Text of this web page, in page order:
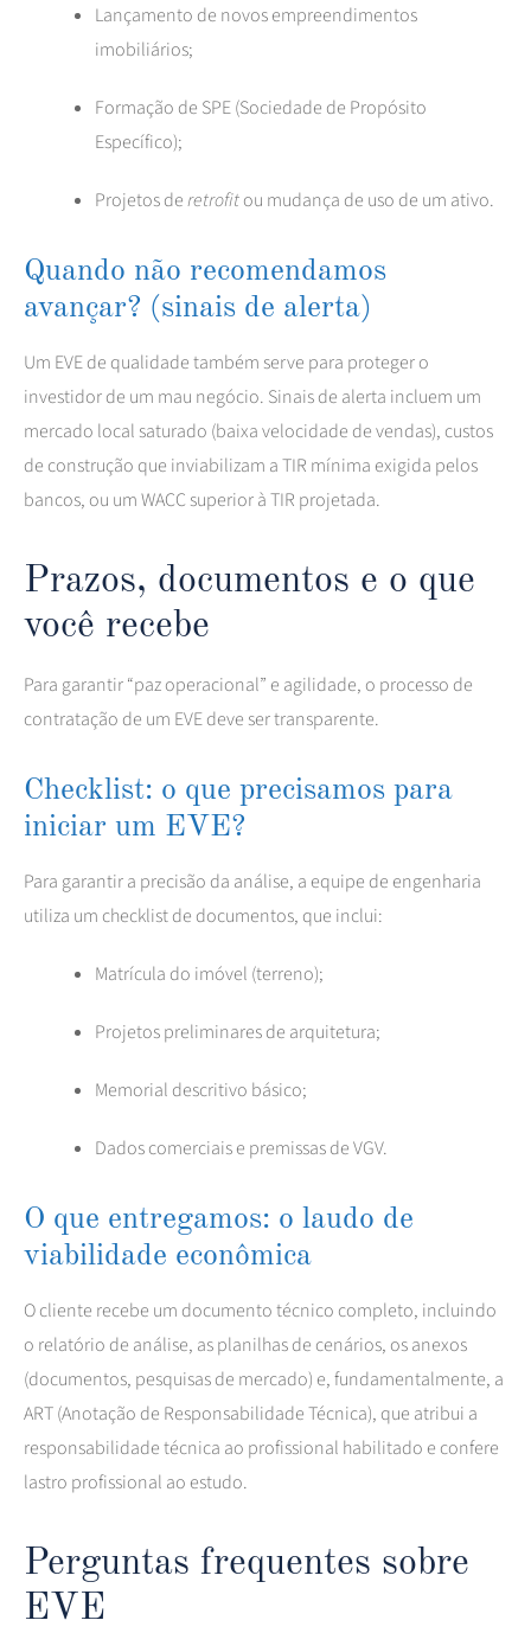
Lançamento de novos empreendimentos
imobiliários;
Formação de SPE (Sociedade de Propósito
Específico);
Projetos deretrofitou mudança de uso de um ativo.
Quando não recomendamos
avançar? (sinais de alerta)
Um EVE de qualidade também serve para proteger o
investidor de um mau negócio. Sinais de alerta incluem um
mercado local saturado (baixa velocidade de vendas), custos
de construção que inviabilizam a TIR mínima exigida pelos
bancos, ou um WACC superior à TIR projetada.
Prazos, documentos e o que
você recebe
Para garantir “paz operacional” e agilidade, o processo de
contratação de um EVE deve ser transparente.
Checklist: o que precisamos para
iniciar um EVE?
Para garantir a precisão da análise, a equipe de engenharia
utiliza um checklist de documentos, que inclui:
Matrícula do imóvel (terreno);
Projetos preliminares de arquitetura;
Memorial descritivo básico;
Dados comerciais e premissas de VGV.
O que entregamos: o laudo de
viabilidade econômica
O cliente recebe um documento técnico completo, incluindo
o relatório de análise, as planilhas de cenários, os anexos
(documentos, pesquisas de mercado) e, fundamentalmente, a
ART (Anotação de Responsabilidade Técnica), que atribui a
responsabilidade técnica ao profissional habilitado e confere
lastro profissional ao estudo.
Perguntas frequentes sobre
EVE